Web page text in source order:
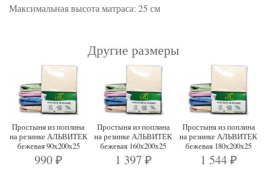
Максимальная высота матраса: 25 см
Другие размеры
Простыня из поплина
на резинке АЛЬВИТЕК
бежевая 90х200х25
990 ₽
Простыня из поплина
на резинке АЛЬВИТЕК
бежевая 160х200х25
1 397 ₽
Простыня из поплина
на резинке АЛЬВИТЕК
бежевая 180х200х25
1 544 ₽